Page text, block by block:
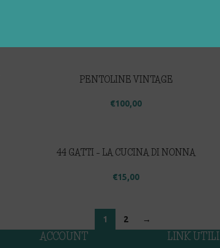
PENTOLINE VINTAGE
€100,00
44 GATTI – LA CUCINA DI NONNA
€15,00
1 2 →
ACCOUNT LINK UTILI